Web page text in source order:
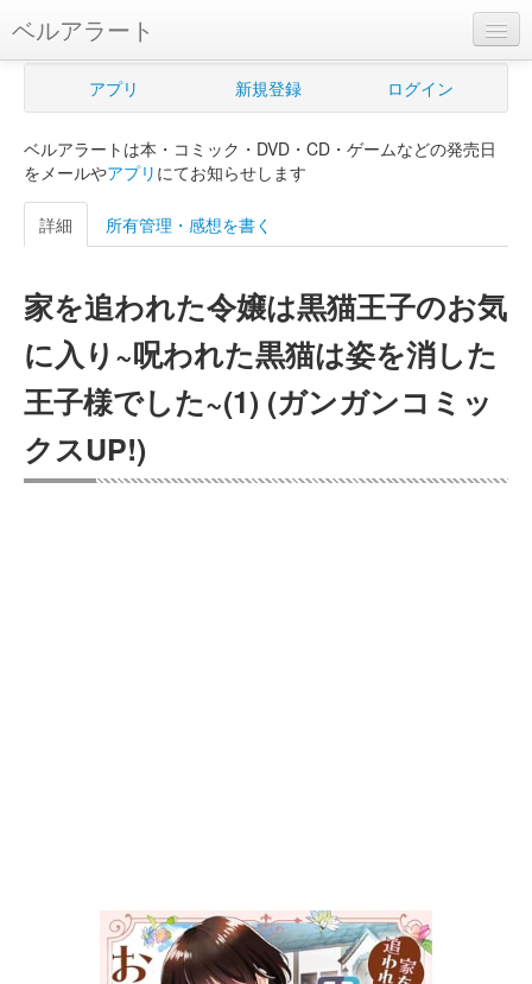
ベルアラート
ベルアラートとは
新規登録
ログイン
購入管理
Myシェルフ
プレミアム
アプリ 新規登録 ログイン
ベルアラートは本・コミック・DVD・CD・ゲームなどの発売日
をメールやアプリ にてお知らせします
詳細 所有管理・感想を書く
家を追われた令嬢は黒猫王子のお気
に入り~呪われた黒猫は姿を消した
王子様でした~(1) (ガンガンコミッ
クスUP!)